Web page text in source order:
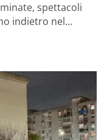
spettacoli
indietro nel…